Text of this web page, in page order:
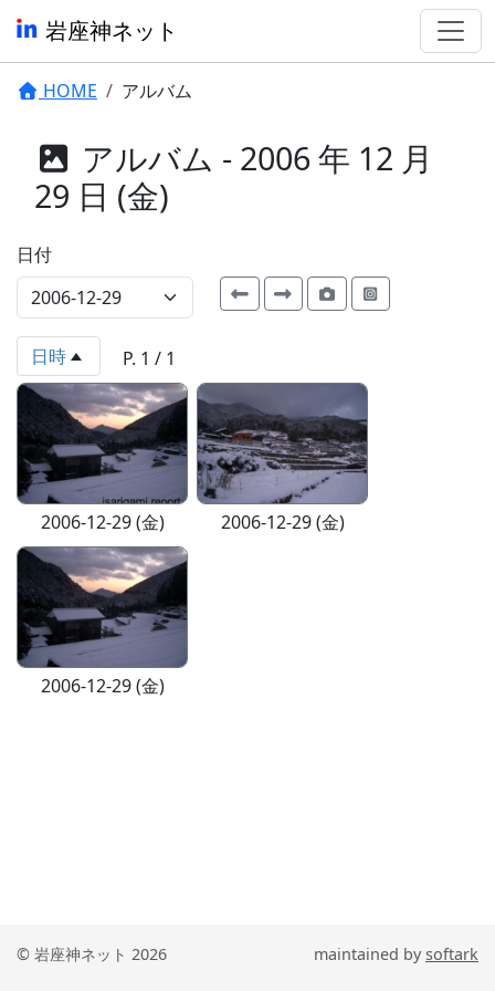
岩座神ネット
HOME アルバム
アルバム - 2006 年 12 月
29 日 (金)
日付
日時 P. 1 / 1
2006-12-29 (金) 2006-12-29 (金)
2006-12-29 (金)
© 岩座神ネット 2026 maintained bysoftark